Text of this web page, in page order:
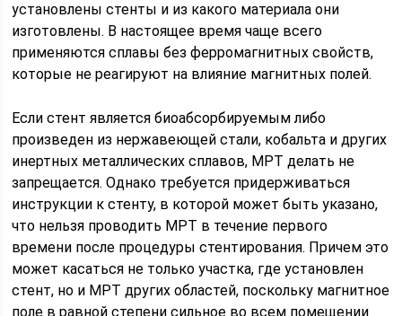
установлены стенты и из какого материала они
изготовлены. В настоящее время чаще всего
применяются сплавы без ферромагнитных свойств,
которые не реагируют на влияние магнитных полей.
Если стент является биоабсорбируемым либо
произведен из нержавеющей стали, кобальта и других
инертных металлических сплавов, МРТ делать не
запрещается. Однако требуется придерживаться
инструкции к стенту, в которой может быть указано,
что нельзя проводить МРТ в течение первого
времени после процедуры стентирования. Причем это
может касаться не только участка, где установлен
стент, но и МРТ других областей, поскольку магнитное
поле в равной степени сильное во всем помещении